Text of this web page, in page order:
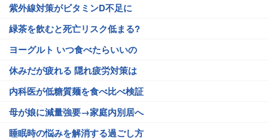
紫外線対策がビタミンD不足に
緑茶を飲むと死亡リスク低まる?
ヨーグルト いつ食べたらいいの
休みだが疲れる 隠れ疲労対策は
内科医が低糖質麺を食べ比べ検証
母が娘に減量強要→家庭内別居へ
睡眠時の悩みを解消する過ごし方